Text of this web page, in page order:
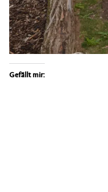
Gefällt mir: